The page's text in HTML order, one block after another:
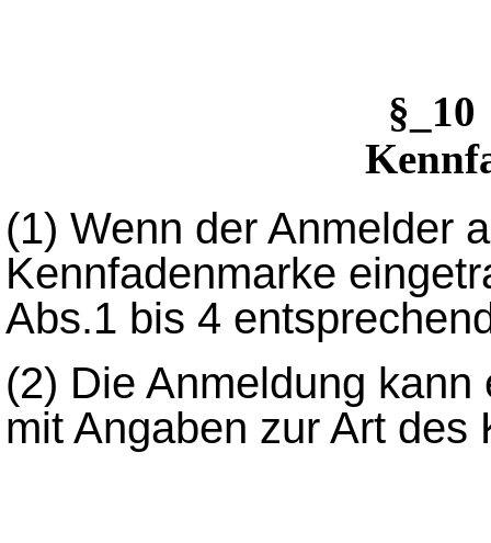
(1) Wenn der Anmelder
Kennfadenmarke
Abs.1 bis 4
(2) Die Anmeldung
mit Angaben zur Art des